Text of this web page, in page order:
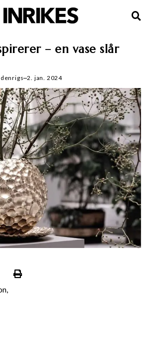
– en vase slår
2. jan. 2024